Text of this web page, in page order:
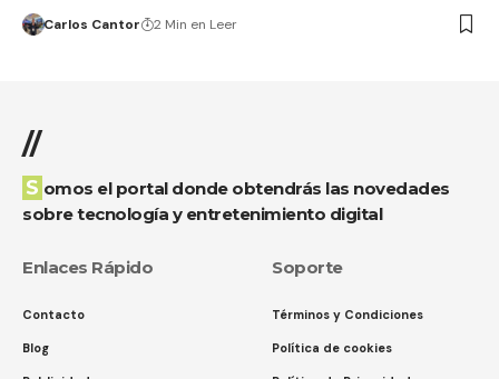
Carlos Cantor 2 Min en Leer
//
Somos el portal donde obtendrás las novedades
sobre tecnología y entretenimiento digital
Enlaces Rápido
Contacto
Blog
Soporte
Términos y Condiciones
Política de cookies